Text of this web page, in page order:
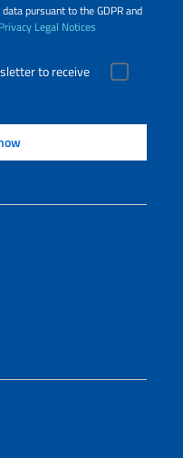
pursuant to the GDPR and
Privacy Legal Notices
to receive